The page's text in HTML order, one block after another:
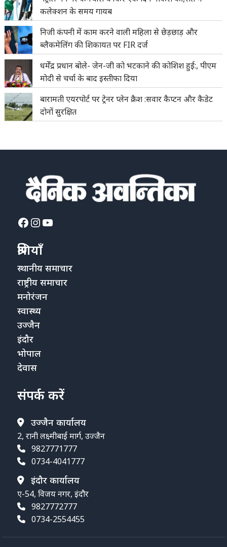
कलेक्शन के समय गायब
निजी कंपनी में काम करने वाली महिला से छेड़छाड़ और
ब्लैकमेलिंग की शिकायत पर FIR दर्ज
धर्मेंद्र प्रधान बोले- जेन-जी को भटकाने की कोशिश हुई:, पीएम
मोदी से चर्चा के बाद इस्तीफा दिया
बारामती एयरपोर्ट पर ट्रेनर प्लेन क्रैश :सवार कैप्टन और कैडेट
दोनों सुरक्षित
Facebook
Instagram
YouTube
श्रेणियाँ
स्थानीय समाचार
राष्ट्रीय समाचार
मनोरंजन
स्वास्थ्य
उज्जैन
इंदौर
भोपाल
देवास
संपर्क करें
उज्जैन कार्यालय
2, रानी लक्ष्मीबाई मार्ग, उज्जैन
9827771777
0734-4041777
इंदौर कार्यालय
ए-54, विजय नगर, इंदौर
9827772777
0734-2554455